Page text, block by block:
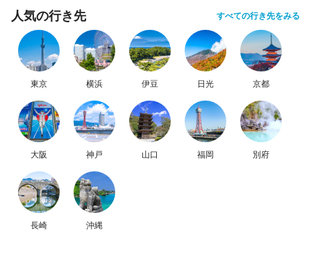
人気の行き先 すべての行き先をみる
東京 横浜 伊豆 日光 京都
大阪 神戸 山口 福岡 別府
長崎 沖縄